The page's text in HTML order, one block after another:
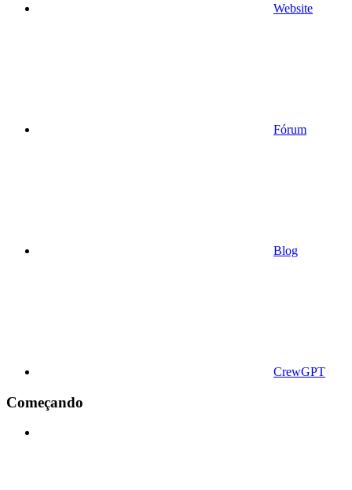
Website
Fórum
Blog
CrewGPT
Começando